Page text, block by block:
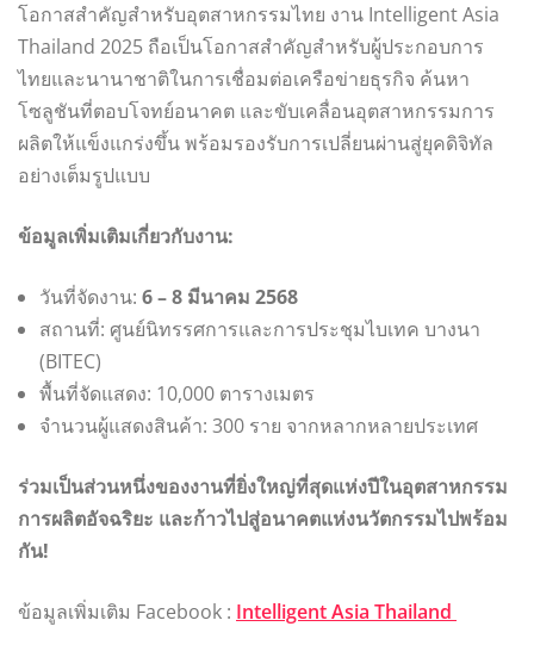
โอกาสสำคัญสำหรับอุตสาหกรรมไทย งาน Intelligent Asia
Thailand 2025 ถือเป็นโอกาสสำคัญสำหรับผู้ประกอบการ
ไทยและนานาชาติในการเชื่อมต่อเครือข่ายธุรกิจ ค้นหา
โซลูชันที่ตอบโจทย์อนาคต และขับเคลื่อนอุตสาหกรรมการ
ผลิตให้แข็งแกร่งขึ้น พร้อมรองรับการเปลี่ยนผ่านสู่ยุคดิจิทัล
อย่างเต็มรูปแบบ
ข้อมูลเพิ่มเติมเกี่ยวกับงาน:
วันที่จัดงาน: 6 – 8 มีนาคม 2568
สถานที่: ศูนย์นิทรรศการและการประชุมไบเทค บางนา
(BITEC)
พื้นที่จัดแสดง: 10,000 ตารางเมตร
จำนวนผู้แสดงสินค้า: 300 ราย จากหลากหลายประเทศ
ร่วมเป็นส่วนหนึ่งของงานที่ยิ่งใหญ่ที่สุดแห่งปีในอุตสาหกรรม
การผลิตอัจฉริยะ และก้าวไปสู่อนาคตแห่งนวัตกรรมไปพร้อม
กัน!
ข้อมูลเพิ่มเติม Facebook : Intelligent Asia Thailand